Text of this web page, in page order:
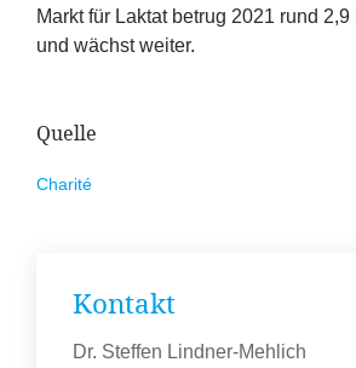
Markt für Laktat betrug 2021 rund 2,9
und wächst weiter.
Quelle
Charité
Kontakt
Dr. Steffen Lindner-Mehlich